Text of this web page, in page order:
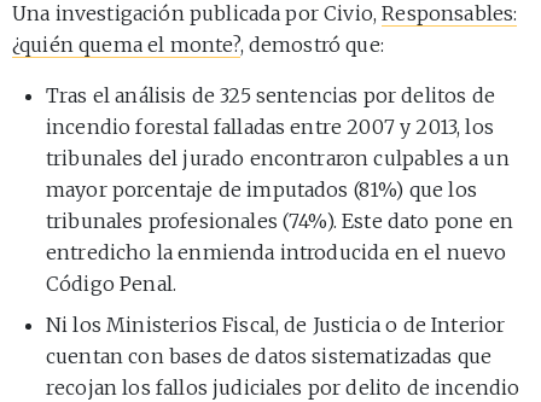
Una investigación publicada por Civio,Responsables:
¿quién quema el monte?, demostró que:
Tras el análisis de 325 sentencias por delitos de
incendio forestal falladas entre 2007 y 2013, los
tribunales del jurado encontraron culpables a un
mayor porcentaje de imputados (81%) que los
tribunales profesionales (74%). Este dato pone en
entredicho la enmienda introducida en el nuevo
Código Penal.
Ni los Ministerios Fiscal, de Justicia o de Interior
cuentan con bases de datos sistematizadas que
recojan los fallos judiciales por delito de incendio